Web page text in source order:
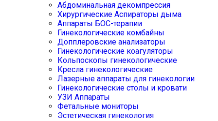
Абдоминальная декомпрессия
Хирургические Аспираторы дыма
Аппараты БОС-терапии
Гинекологические комбайны
Допплеровские анализаторы
Гинекологические коагуляторы
Кольпоскопы гинекологические
Кресла гинекологические
Лазерные аппараты для гинекологии
Гинекологические столы и кровати
УЗИ Аппараты
Фетальные мониторы
Эстетическая гинекология